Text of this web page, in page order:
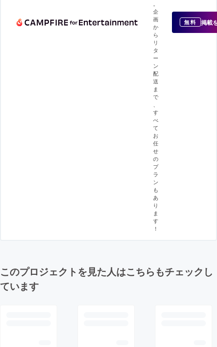
企
画
か
ら
リ
タ
ー
ン
配
送
ま
で
す
べ
て
お
任
せ
の
プ
ラ
ン
も
あ
り
ま
す
！
無料 掲載
このプロジェクトを見た人はこちらもチェックし
ています